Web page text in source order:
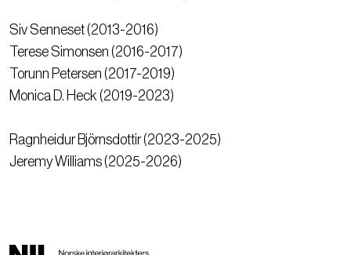
Siv Senneset (2013-2016)
Terese Simonsen (2016-2017)
Torunn Petersen (2017-2019)
Monica D. Heck (2019-2023)
Ragnheidur Björnsdottir (2023-2025)
Jeremy Williams (2025-2026)